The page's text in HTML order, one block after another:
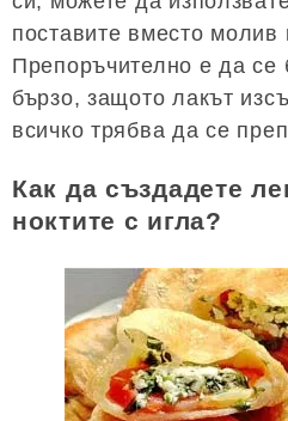
поставите вместо
Препоръчително е да се
бързо, защото лакът
всичко трябва да се
Как да създадете
ноктите с игла?